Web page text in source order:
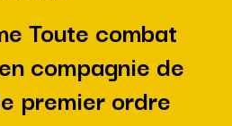
Toute combat
compagnie de
premier ordre